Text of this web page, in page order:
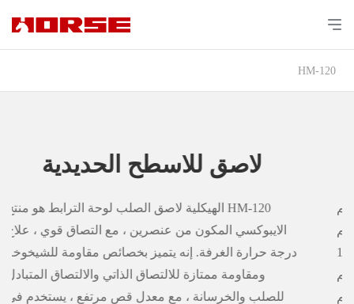
HM-120
لاصق للاسطح الحديدية
الجزء أ (الإبوكسي): 20 كجم
الجزء ب (المقسى): 10 كجم
نسبة المزيج: الجزء أ: الجزء ب = 2: 1
برميل A الحجم: 30 * 30 * 37 سم
برميل B الحجم: 25 * 25 * 29 سم